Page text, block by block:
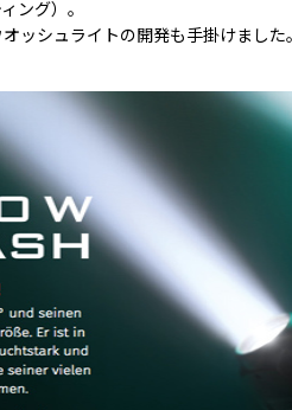
ング）。
ッシュライトの開発も手掛けま